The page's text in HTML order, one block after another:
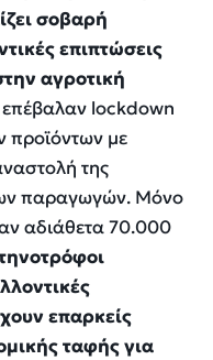
σοβαρή
επιπτώσεις
αγροτική
επέβαλαν lockdown
προϊόντων με
της
παραγωγών. Μόνο
αδιάθετα 70.000
επαρκείς
ταφής για